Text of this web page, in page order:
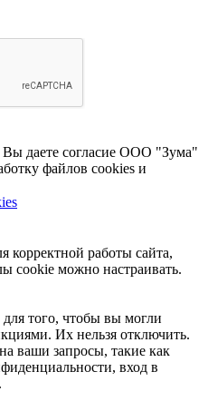
Вы даете согласие ООО "Зума"
файлов cookies и
корректной работы сайта,
cookie можно настраивать.
того, чтобы вы могли
Их нельзя отключить.
ваши запросы, такие как
вход в